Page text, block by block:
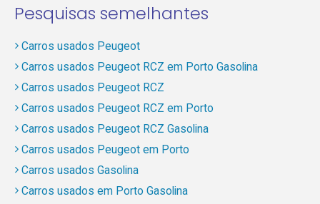
Pesquisas semelhantes
Carros usados Peugeot
Carros usados Peugeot RCZ em Porto Gasolina
Carros usados Peugeot RCZ
Carros usados Peugeot RCZ em Porto
Carros usados Peugeot RCZ Gasolina
Carros usados Peugeot em Porto
Carros usados Gasolina
Carros usados em Porto Gasolina